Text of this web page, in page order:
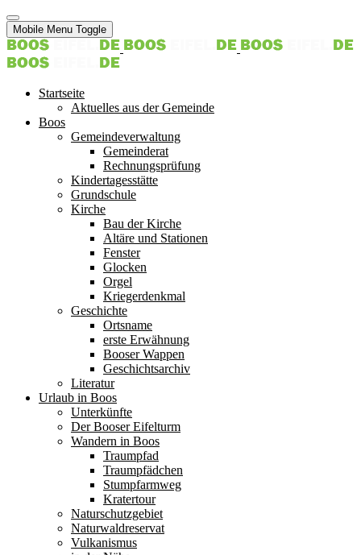
Mobile Menu Toggle
Startseite
Aktuelles aus der Gemeinde
Boos
Gemeindeverwaltung
Gemeinderat
Rechnungsprüfung
Kindertagesstätte
Grundschule
Kirche
Bau der Kirche
Altäre und Stationen
Fenster
Glocken
Orgel
Kriegerdenkmal
Geschichte
Ortsname
erste Erwähnung
Booser Wappen
Geschichtsarchiv
Literatur
Urlaub in Boos
Unterkünfte
Der Booser Eifelturm
Wandern in Boos
Traumpfad
Traumpfädchen
Stumpfarmweg
Kratertour
Naturschutzgebiet
Naturwaldreservat
Vulkanismus